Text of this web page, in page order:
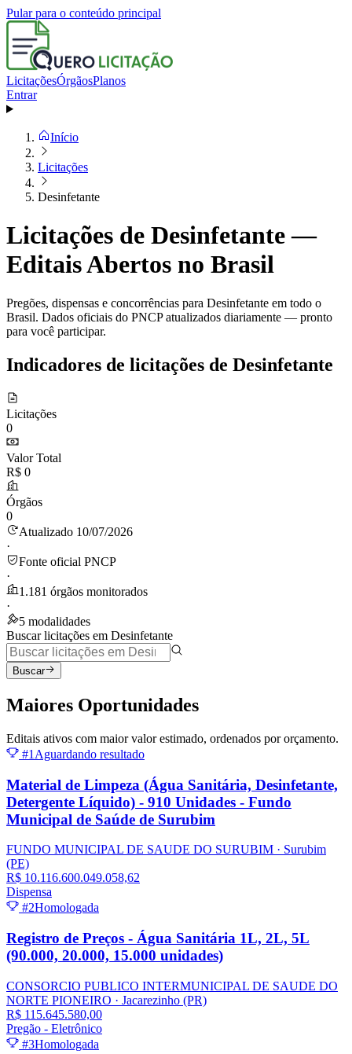
Pular para o conteúdo principal
LicitaçõesÓrgãosPlanos
Entrar
Início
Licitações
Desinfetante
Licitações de Desinfetante —
Editais Abertos no Brasil
Pregões, dispensas e concorrências para Desinfetante em todo o
Brasil. Dados oficiais do PNCP atualizados diariamente — pronto
para você participar.
Indicadores de licitações de Desinfetante
Licitações
0
Valor Total
R$ 0
Órgãos
0
Atualizado 10/07/2026
·
Fonte oficial PNCP
·
1.181 órgãos monitorados
·
5 modalidades
Buscar licitações em Desinfetante
Buscar
Maiores Oportunidades
Editais ativos com maior valor estimado, ordenados por orçamento.
#1 Aguardando resultado
Material de Limpeza (Água Sanitária, Desinfetante,
Detergente Líquido) - 910 Unidades - Fundo
Municipal de Saúde de Surubim
FUNDO MUNICIPAL DE SAUDE DO SURUBIM · Surubim
(PE)
R$ 10.116.600.049.058,62
Dispensa
#2Homologada
Registro de Preços - Água Sanitária 1L, 2L, 5L
(90.000, 20.000, 15.000 unidades)
CONSORCIO PUBLICO INTERMUNICIPAL DE SAUDE DO
NORTE PIONEIRO · Jacarezinho (PR)
R$ 115.645.580,00
Pregão - Eletrônico
#3Homologada